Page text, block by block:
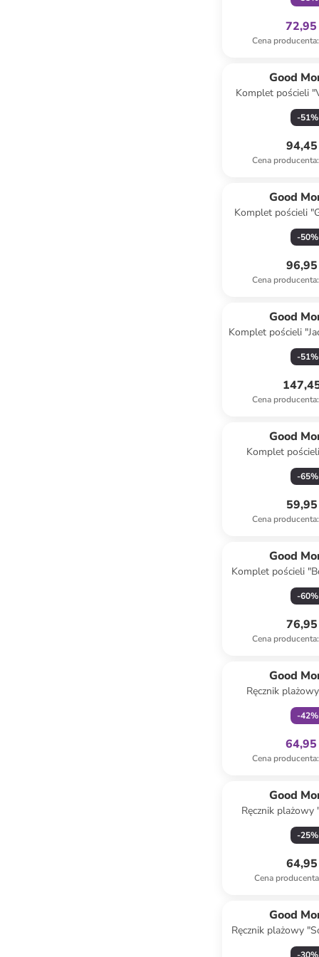
72,95
Cena producenta:
Good
Komplet pościeli
biało-
-51%
94,45
Cena producenta:
Good
Komplet pościeli
-50%
96,95
Cena producenta:
Good
Komplet pościeli
szaro-
-51%
Cena producenta:
Good
Komplet
"Icebear" w
-65%
59,95
Cena producenta:
Good
Komplet pościeli
czarno-
-60%
76,95
Cena producenta:
Good
Ręcznik
-42%
64,95
Cena producenta:
Good
Ręcznik plażowy
kolorze
-25%
64,95
Cena producenta
Good
Ręcznik plażowy